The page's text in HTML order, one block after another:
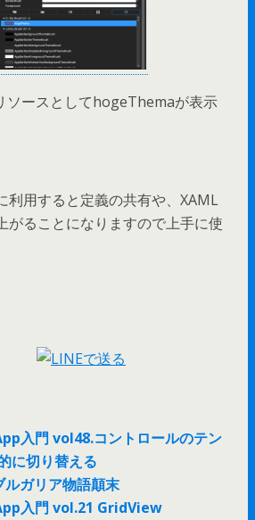
ースとしてhogeThemaが表示
用すると定義の共有や、XAML
がることになりますので上手に使
入門 vol48.コントロールのテン
に切り替える
ガリア物語顛末
入門 vol.21 GridView